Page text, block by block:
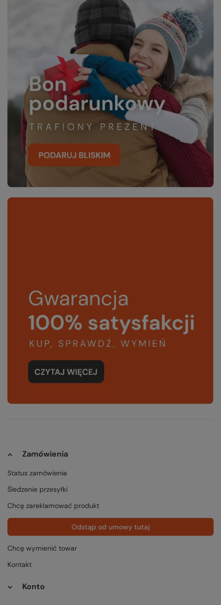
Zamówienia
Status zamówienia
Śledzenie przesyłki
Chcę zareklamować produkt
Odstąp od umowy tutaj
Chcę wymienić towar
Kontakt
Konto